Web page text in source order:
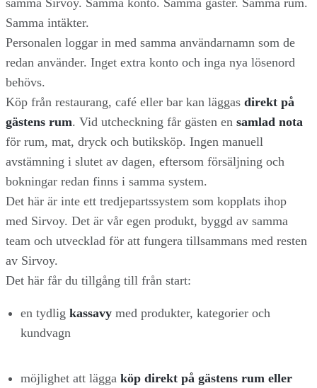
Samma intäkter.
Personalen loggar in med samma användarnamn som de
redan använder. Inget extra konto och inga nya lösenord
behövs.
Köp från restaurang, café eller bar kan läggas direkt på
gästens rum. Vid utcheckning får gästen en samlad nota
för rum, mat, dryck och butiksköp. Ingen manuell
avstämning i slutet av dagen, eftersom försäljning och
bokningar redan finns i samma system.
Det här är inte ett tredjepartssystem som kopplats ihop
med Sirvoy. Det är vår egen produkt, byggd av samma
team och utvecklad för att fungera tillsammans med resten
av Sirvoy.
Det här får du tillgång till från start:
en tydlig kassavymed produkter, kategorier och
kundvagn
möjlighet att lägga köp direkt på gästens rum eller